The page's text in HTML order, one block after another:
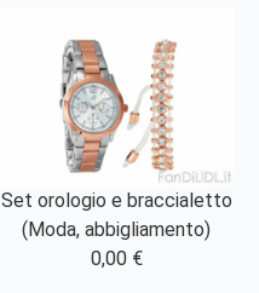
Set orologio e braccialetto
(Moda, abbigliamento)
0,00 €